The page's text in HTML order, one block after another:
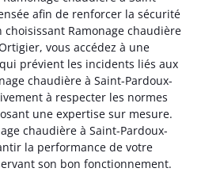
afin de renforcer la sécurité
choisissant Ramonage chaudière
vous accédez à une
prévient les incidents liés aux
chaudière à Saint-Pardoux-
à respecter les normes
une expertise sur mesure.
chaudière à Saint-Pardoux-
la performance de votre
son bon fonctionnement.